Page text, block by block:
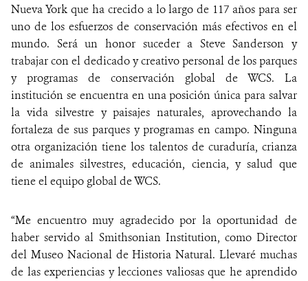
Nueva York que ha crecido a lo largo de 117 años para ser
uno de los esfuerzos de conservación más efectivos en el
mundo. Será un honor suceder a Steve Sanderson y
trabajar con el dedicado y creativo personal de los parques
y programas de conservación global de WCS. La
institución se encuentra en una posición única para salvar
la vida silvestre y paisajes naturales, aprovechando la
fortaleza de sus parques y programas en campo. Ninguna
otra organización tiene los talentos de curaduría, crianza
de animales silvestres, educación, ciencia, y salud que
tiene el equipo global de WCS.
“Me encuentro muy agradecido por la oportunidad de
haber servido al Smithsonian Institution, como Director
del Museo Nacional de Historia Natural. Llevaré muchas
de las experiencias y lecciones valiosas que he aprendido